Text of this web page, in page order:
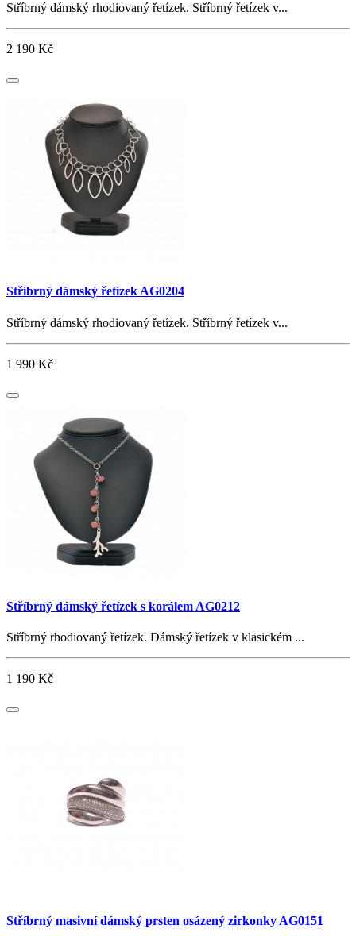
Stříbrný dámský rhodiovaný řetízek. Stříbrný řetízek v...
2 190 Kč
Stříbrný dámský řetízek AG0204
Stříbrný dámský rhodiovaný řetízek. Stříbrný řetízek v...
1 990 Kč
Stříbrný dámský řetízek s korálem AG0212
Stříbrný rhodiovaný řetízek. Dámský řetízek v klasickém ...
1 190 Kč
Stříbrný masivní dámský prsten osázený zirkonky AG0151